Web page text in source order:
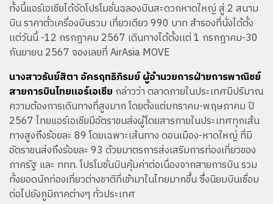
ทั้งนี้แอร์เอเชียได้จัดโปรโมชั่นฉลองบินสะดวกหาดใหญ่ สู่ 2 สนาม
บิน ราคาตั๋วเครื่องบินรวม เที่ยวเดียว 990 บาท สำรองที่นั่งได้ตั้ง
เเต่วันนี้ -12 กรกฎาคม 2567 เดินทางได้ตั้งเเต่ 1 กรกฎาคม-30
กันยายน 2567 จองเลยที่ AirAsia MOVE
นางสาวธันย์สิตา อัครฤทธิภิรมย์ ผู้อำนวยการฝ่ายการพาณิชย์
สายการบินไทยแอร์เอเชีย กล่าวว่า ตลาดภายในประเทศมีปริมาณ
ความต้องการเดินทางที่สูงมาก โดยตั้งแต่มกราคม-พฤษภาคม ปี
2567 ไทยแอร์เอเชียมีอัตราขนส่งผู้โดยสารภายในประเทศทุกเส้น
ทางสูงถึงร้อยละ 89 โดยเฉพาะเส้นทาง ดอนเมือง-หาดใหญ่ ที่มี
อัตราขนส่งถึงร้อยละ 93 ด้วยมาตรการส่งเสริมการท่องเที่ยวของ
ภาครัฐ และ ททท. โปรโมชั่นบินคุ้มค่าต่อเนื่องจากสายการบิน รวม
ทั้งยอดนักท่องเที่ยวต่างชาติที่เข้ามาในไทยมากขึ้น ซึ่งนิยมบินเชื่อม
ต่อไปยังภูมิภาคต่างๆ ทั่วประเทศ